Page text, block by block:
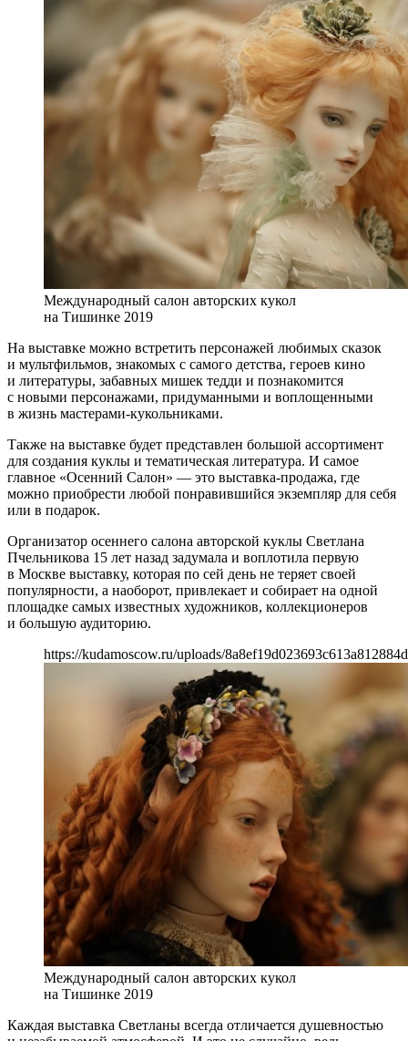
Международный салон авторских кукол
на Тишинке 2019
На выставке можно встретить персонажей любимых сказок
и мультфильмов, знакомых с самого детства, героев кино
и литературы, забавных мишек тедди и познакомится
с новыми персонажами, придуманными и воплощенными
в жизнь мастерами-кукольниками.
Также на выставке будет представлен большой ассортимент
для создания куклы и тематическая литература. И самое
главное «Осенний Салон» — это выставка-продажа, где
можно приобрести любой понравившийся экземпляр для себя
или в подарок.
Организатор осеннего салона авторской куклы Светлана
Пчельникова 15 лет назад задумала и воплотила первую
в Москве выставку, которая по сей день не теряет своей
популярности, а наоборот, привлекает и собирает на одной
площадке самых известных художников, коллекционеров
и большую аудиторию.
https://kudamoscow.ru/uploads/
Международный салон авторских кукол
на Тишинке 2019
Каждая выставка Светланы всегда отличается душевностью